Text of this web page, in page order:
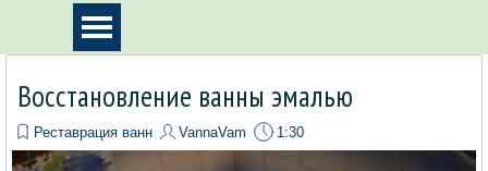
Перейти к контентуПропустить меню
Восстановление ванны эмалью
Реставрация ванн VannaVam 1:30